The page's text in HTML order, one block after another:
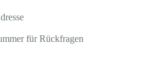
für Rückfragen